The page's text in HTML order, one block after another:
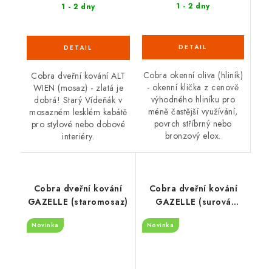
1 - 2 dny
Cobra dveřní kování ALT
WIEN (mosaz) - zlatá je
dobrá! Starý Vídeňák v
mosazném lesklém kabátě
pro stylové nebo dobové
interiéry.
1 - 2 dny
Cobra okenní oliva (hliník)
- okenní klička z cenově
výhodného hliníku pro
méně častější využívání,
povrch stříbrný nebo
bronzový elox.
Cobra dveřní kování
GAZELLE (staromosaz)
Novinka
Cobra dveřní kování
GAZELLE (surová
mosaz)
Novinka